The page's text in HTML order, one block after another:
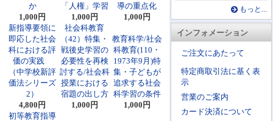
もっと...
インフォメーション
ご注文にあたって
特定商取引法に基く表
示
営業のご案内
カード決済について
か
1,000円
「人権」学習
1,000円
導の重点化
1,000円
新指導要領に
即応した社会
科における評
価の実践
（中学校新評
価法シリーズ
2）
4,800円
社会科教育
（42）特集・
戦後史学習の
必要性を再検
討する/社会科
授業における
宿題の出し方
1,000円
教育科学/社会
科教育(110・
1973年9月)特
集・子どもが
追求する社会
科学習の条件
1,000円
初等教育指導